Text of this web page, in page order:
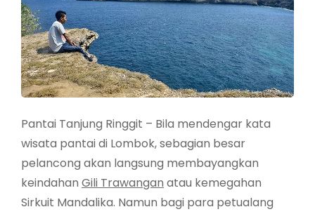
Pantai Tanjung Ringgit – Bila mendengar kata
wisata pantai di Lombok, sebagian besar
pelancong akan langsung membayangkan
keindahan Gili Trawangan atau kemegahan
Sirkuit Mandalika. Namun bagi para petualang